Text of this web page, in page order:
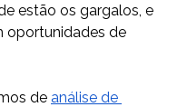
estão os gargalos, e
oportunidades de
de análise de